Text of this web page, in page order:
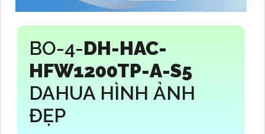
BO-4-DH-HAC-
HFW1200TP-A-S5
DAHUA HÌNH ẢNH
ĐẸP